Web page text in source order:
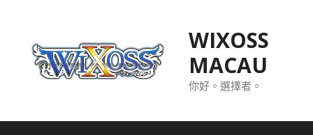
WIXOSS
MACAU
你好。選擇者。